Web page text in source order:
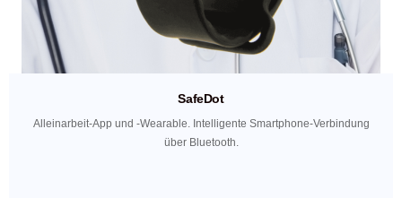
SafeDot​
Alleinarbeit-App und -Wearable. Intelligente Smartphone-Verbindung
über Bluetooth.